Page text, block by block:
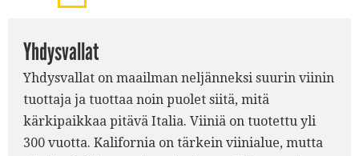
Yhdysvallat
Yhdysvallat on maailman neljänneksi suurin viinin
tuottaja ja tuottaa noin puolet siitä, mitä
kärkipaikkaa pitävä Italia. Viiniä on tuotettu yli
300 vuotta. Kalifornia on tärkein viinialue, mutta